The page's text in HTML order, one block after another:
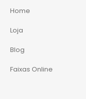
Home
Loja
Blog
Faixas Online